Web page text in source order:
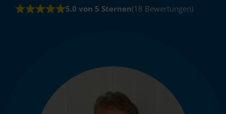
5.0 von 5 Sternen(18 Bewertungen)